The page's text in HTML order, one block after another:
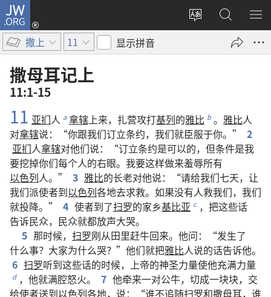
JW.ORG
更
网
登
录
开
搜
索
JW.ORG
显
菜
撒上 11 显示拼音
撒母耳记上
11:1-15
11 亚扪人 a 拿辖上来， 扎营攻打基列的雅比 b 。 雅比人
对拿辖说：“你跟我们订立条约， 我们就臣服于你。”
2
亚扪人拿辖对他们说：“订立条约是可以的， 但条件是我
要挖掉你们每个人的右眼。 我要这样做来羞辱所有
以色列人。” 3 雅比的长老对他说：“请给我们七天， 让
我们派使者到以色列各地去求救。 如果没有人救我们， 我们
就投降。” 4 使者到了扫罗的家乡基比亚 c ， 把这些话
告诉民众， 民众就都放声大哭。
5 那时候， 扫罗刚从田里赶牛回来。 他问：“发生了
什么事？ 大家为什么哭？” 他们就把雅比人说的话告诉他。
6 扫罗听到这些话的时候， 上帝的神圣力量使他充满力量
d ， 他就满腔怒火。 7 他牵来一对公牛， 切成一块块， 交
给使者送到以色列各地， 说：“谁不追随扫罗和撒母耳， 谁